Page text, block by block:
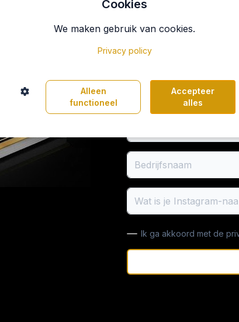
Compleet
Voornaam
Bedrijfsnaam
Wat is je Instagram-
Ik ga akkoord met de
Cookies
We maken gebruik van cookies.
Privacy policy
Alleen
functioneel
Accepteer
alles